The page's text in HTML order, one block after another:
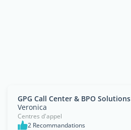
GPG Call Center & BPO Solutions
Veronica
Centres d'appel
2 Recommandations